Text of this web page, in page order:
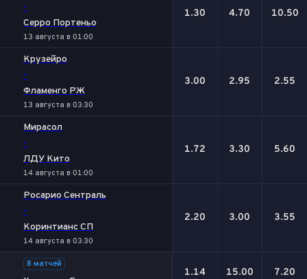
-
Серро Портеньо
13 августа в 01:00
1.30 4.70 10.50
Крузейро
-
Фламенго РЖ
13 августа в 03:30
3.00 2.95 2.55
Мирасол
-
ЛДУ Кито
14 августа в 01:00
1.72 3.30 5.60
Росарио Сентраль
-
Коринтианс СП
14 августа в 03:30
2.20 3.00 3.55
8 матчей
1.14 15.00 7.20